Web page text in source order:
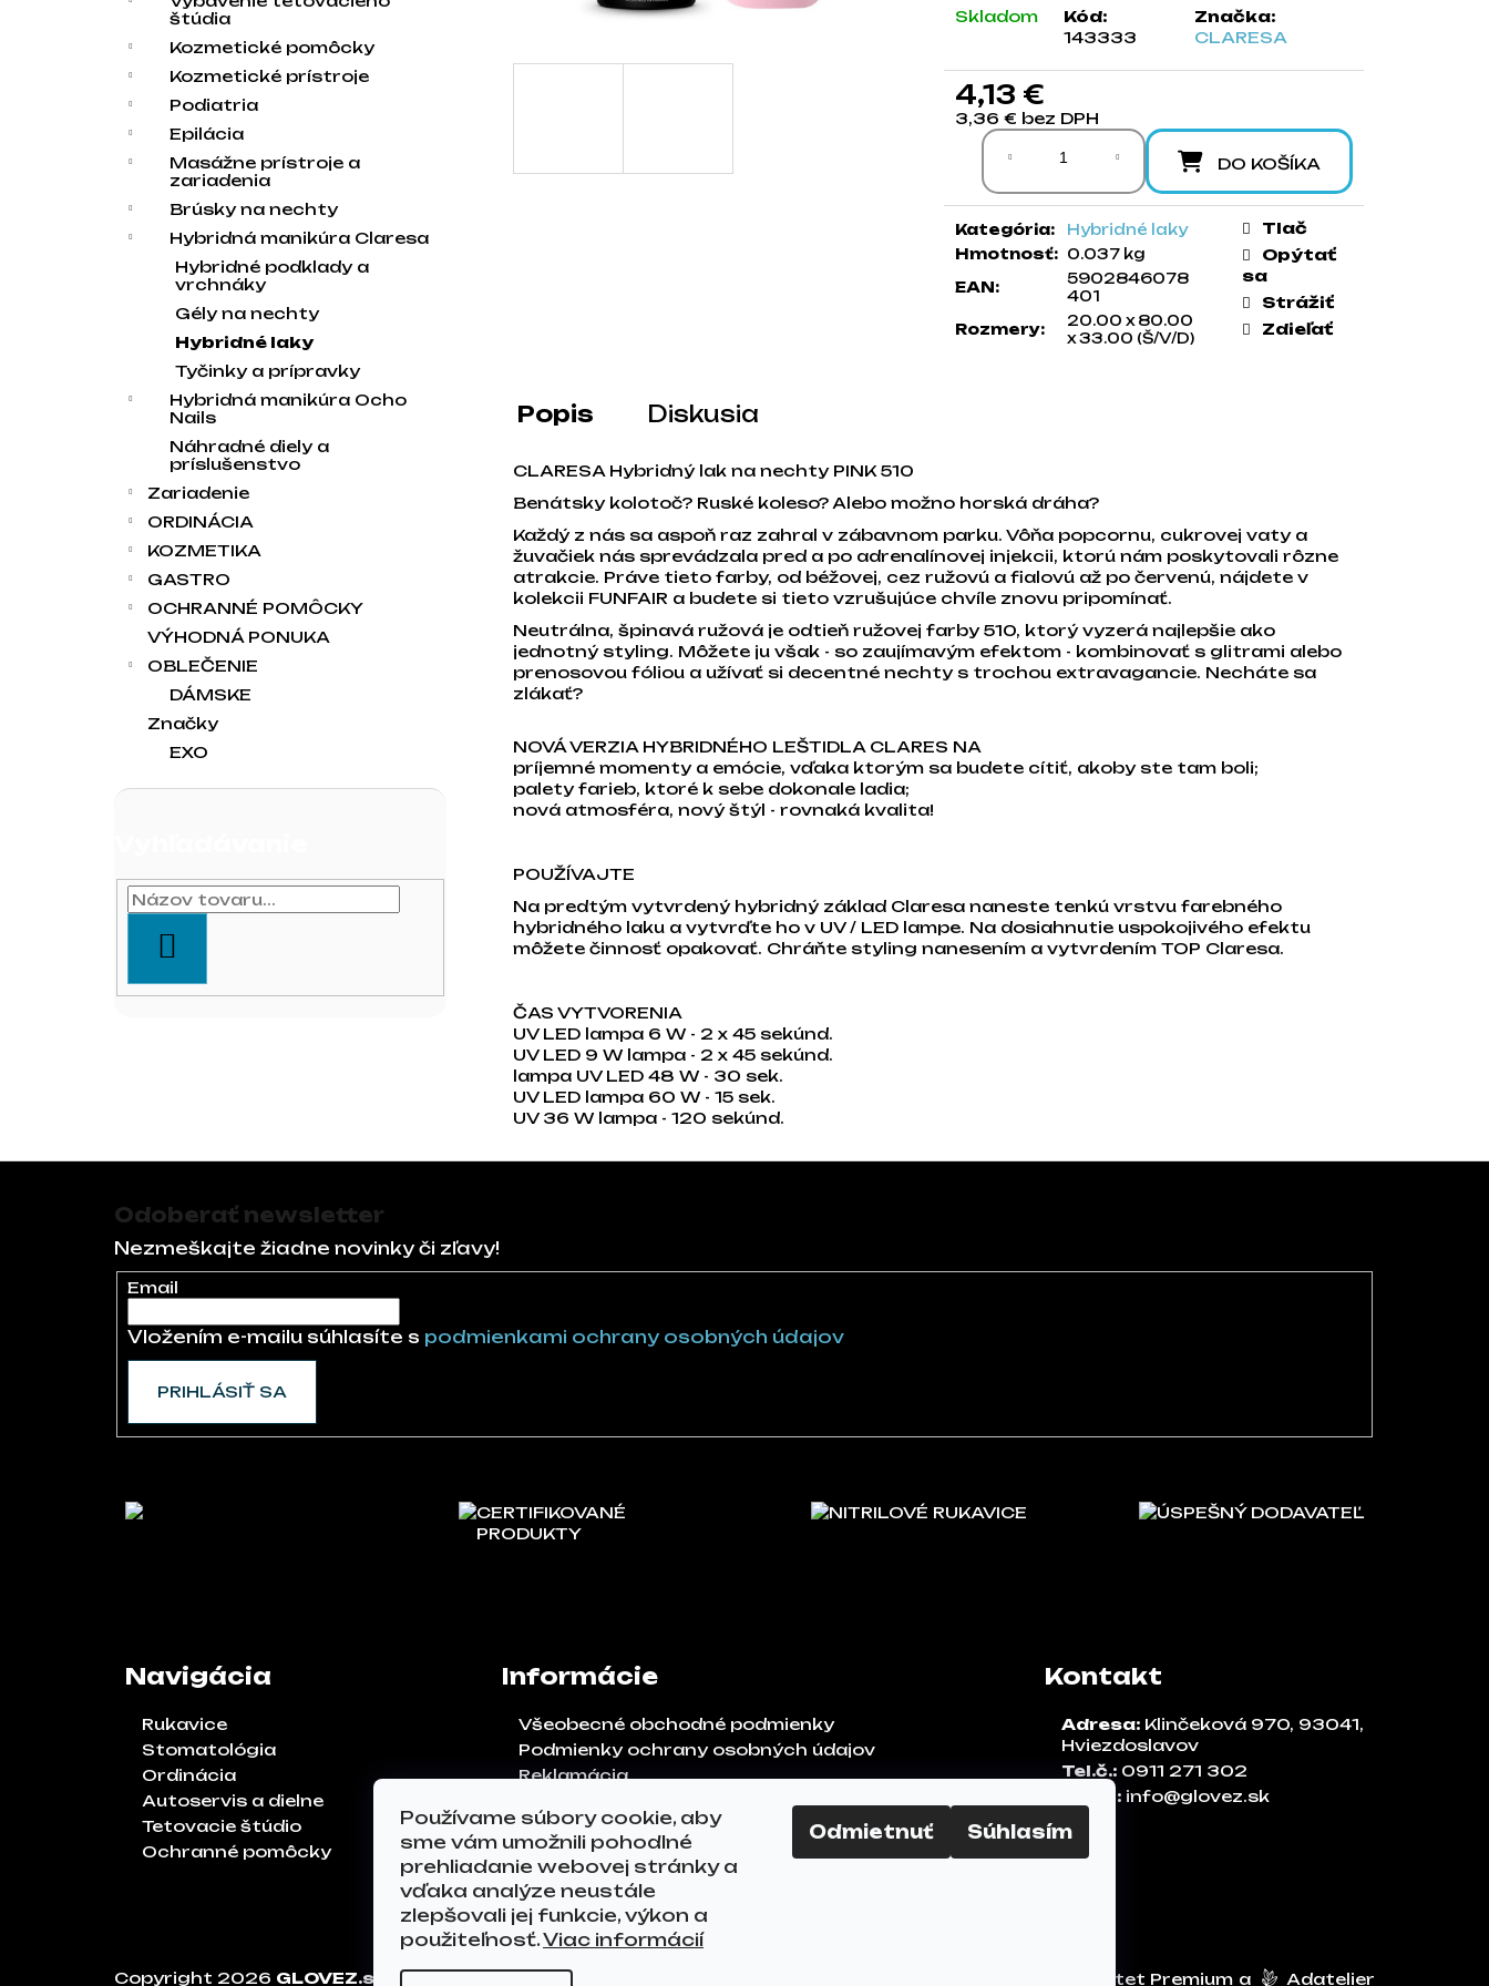
Používame súbory cookie, aby
sme vám umožnili pohodlné
prehliadanie webovej stránky a
vďaka analýze neustále
zlepšovali jej funkcie, výkon a
použiteľnosť.Viac informácií
Odmietnuť Súhlasím
štúdia
Kozmetické pomôcky
Kozmetické prístroje
Podiatria
Epilácia
Masážne prístroje a
zariadenia
Brúsky na nechty
Hybridná manikúra Claresa
Hybridné podklady a
vrchnáky
Gély na nechty
Hybridné laky
Tyčinky a prípravky
Hybridná manikúra Ocho
Nails
Náhradné diely a
príslušenstvo
Zariadenie
ORDINÁCIA
KOZMETIKA
GASTRO
OCHRANNÉ POMÔCKY
VÝHODNÁ PONUKA
OBLEČENIE
DÁMSKE
Značky
EXO
Skladom
Kód:
143333
Značka:
CLARESA
4,13 €
3,36 € bez DPH
Jednotková cena:
DO KOŠÍKA
Kategória:
Hybridné laky
Hmotnosť: 0.037 kg
EAN:
5902846078
401
Rozmery:
20.00 x 80.00
x 33.00 (Š/V/D)
Tlač
Opýtať
sa
Strážiť
Zdieľať
Popis Diskusia
CLARESA Hybridný lak na nechty PINK 510
Benátsky kolotoč? Ruské koleso? Alebo možno horská dráha?
Každý z nás sa aspoň raz zahral v zábavnom parku. Vôňa popcornu, cukrovej vaty a
žuvačiek nás sprevádzala pred a po adrenalínovej injekcii, ktorú nám poskytovali rôzne
atrakcie. Práve tieto farby, od béžovej, cez ružovú a fialovú až po červenú, nájdete v
kolekcii FUNFAIR a budete si tieto vzrušujúce chvíle znovu pripomínať.
Neutrálna, špinavá ružová je odtieň ružovej farby 510, ktorý vyzerá najlepšie ako
jednotný styling. Môžete ju však - so zaujímavým efektom - kombinovať s glitrami alebo
prenosovou fóliou a užívať si decentné nechty s trochou extravagancie. Necháte sa
zlákať?
NOVÁ VERZIA HYBRIDNÉHO LEŠTIDLA CLARES NA
príjemné momenty a emócie, vďaka ktorým sa budete cítiť, akoby ste tam boli;
palety farieb, ktoré k sebe dokonale ladia;
nová atmosféra, nový štýl - rovnaká kvalita!
POUŽÍVAJTE
Na predtým vytvrdený hybridný základ Claresa naneste tenkú vrstvu farebného
hybridného laku a vytvrďte ho v UV / LED lampe. Na dosiahnutie uspokojivého efektu
môžete činnosť opakovať. Chráňte styling nanesením a vytvrdením TOP Claresa.
ČAS VYTVORENIA
UV LED lampa 6 W - 2 x 45 sekúnd.
UV LED 9 W lampa - 2 x 45 sekúnd.
lampa UV LED 48 W - 30 sek.
UV LED lampa 60 W - 15 sek.
UV 36 W lampa - 120 sekúnd.
Odoberať newsletter
Nezmeškajte žiadne novinky či zľavy!
Email
Vložením e-mailu súhlasíte s podmienkami ochrany osobných údajov
PRIHLÁSIŤ SA
CERTIFIKOVANÉ
PRODUKTY
NITRILOVÉ RUKAVICE ÚSPEŠNÝ DODAVATEĽ
Navigácia
Rukavice
Stomatológia
Ordinácia
Autoservis a dielne
Tetovacie štúdio
Ochranné pomôcky
Informácie
Všeobecné obchodné podmienky
Podmienky ochrany osobných údajov
Reklamácia
FAQ
Kontakty
Kontakt
Adresa: Klinčeková 970, 93041,
Hviezdoslavov
Tel.č.: 0911 271 302
Email: info@glovez.sk
Vytvoril Shoptet Premium a Adatelier
Copyright 2026 GLOVEZ.sk . Všetky práva vyhradené.